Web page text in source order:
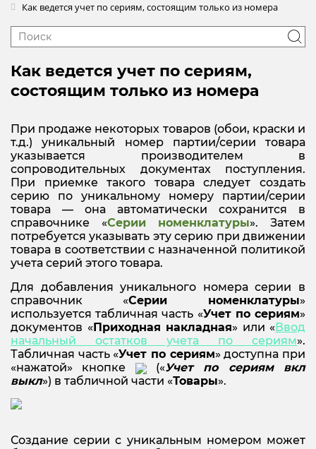
Как ведется учет по сериям, состоящим только из номера
Как ведется учет по сериям,
состоящим только из номера
При продаже некоторых товаров (обои, краски и
т.д.) уникальный номер партии/серии товара
указывается производителем в
сопроводительных документах поступления.
При приемке такого товара следует создать
серию по уникальному номеру партии/серии
товара — она автоматически сохранится в
справочнике «Серии номенклатуры». Затем
потребуется указывать эту серию при движении
товара в соответствии с назначенной политикой
учета серий этого товара.
Для добавления уникального номера серии в
справочник «Серии номенклатуры»
используется табличная часть «Учет по сериям»
документов «Приходная накладная» или «Ввод
начальный остатков учета по сериям».
Табличная часть «Учет по сериям» доступна при
«нажатой» кнопке
(«Учет по сериям вкл
выкл») в табличной части «Товары».
Создание серии с уникальным номером может